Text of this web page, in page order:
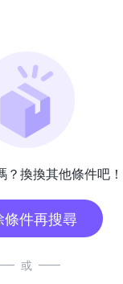
？換換其他條件吧！
條件再搜尋
或